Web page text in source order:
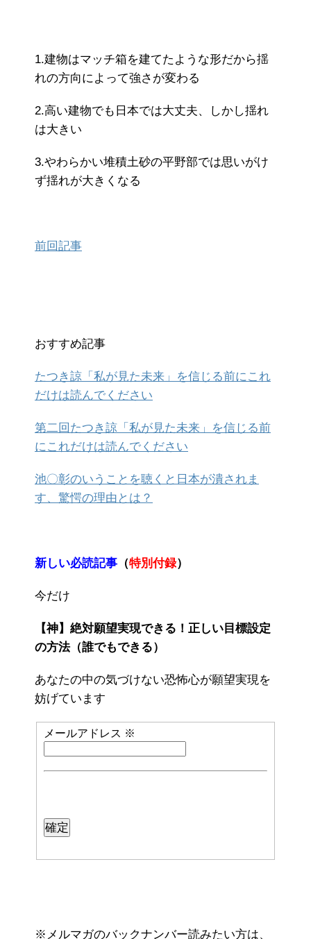
1.建物はマッチ箱を建てたような形だから揺
れの方向によって強さが変わる
2.高い建物でも日本では大丈夫、しかし揺れ
は大きい
3.やわらかい堆積土砂の平野部では思いがけ
ず揺れが大きくなる
前回記事
おすすめ記事
たつき諒「私が見た未来」を信じる前にこれ
だけは読んでください
第二回たつき諒「私が見た未来」を信じる前
にこれだけは読んでください
池〇彰のいうことを聴くと日本が潰されま
す、驚愕の理由とは？
新しい必読記事 （特別付録）
今だけ
【神】絶対願望実現できる！正しい目標設定
の方法（誰でもできる）
あなたの中の気づけない恐怖心が願望実現を
妨げています
メールアドレス ※
※メルマガのバックナンバー読みたい方は、